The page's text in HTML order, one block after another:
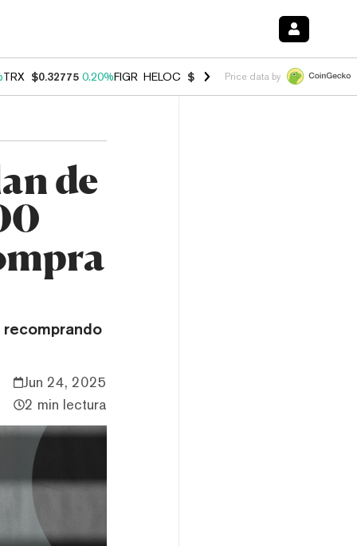
TRX $0.32775 0.20%FIGR_HELOC $1.035 1.40%HYPE $56.01
Price data by
de
Jun 24, 2025
2 min lectura